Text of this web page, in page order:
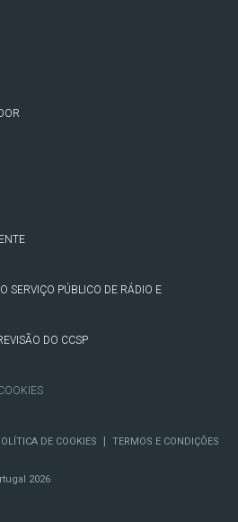
SERVIÇO PÚBLICO DE RÁDIO E
DO CCSP
DE COOKIES | TERMOS E CONDIÇÕES
2026